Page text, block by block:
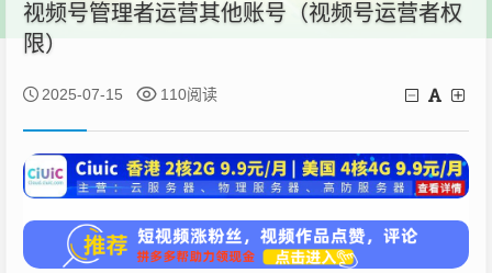
视频号管理者运营其他账号（视频号运营者权
限）
2025-07-15 110阅读